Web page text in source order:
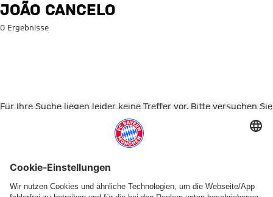
Suche: João Cancelo
JOÃO CANCELO
0 Ergebnisse
Für Ihre Suche liegen leider keine Treffer vor. Bitte versuchen Sie
Zur Startseite